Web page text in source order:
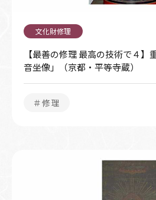
【最善の修理 最高の技術で４
音坐像」（京都・平等寺蔵）
＃修理